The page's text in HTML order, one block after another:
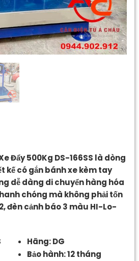
Đẩy 500Kg DS-166SS là dòng
kế có gắn bánh xe kèm tay
dễ dàng di chuyển hàng hóa
chóng mà không phải tốn
đèn cảnh báo 3 màu HI-Lo-
Hãng: DG
Bảo hành: 12 tháng